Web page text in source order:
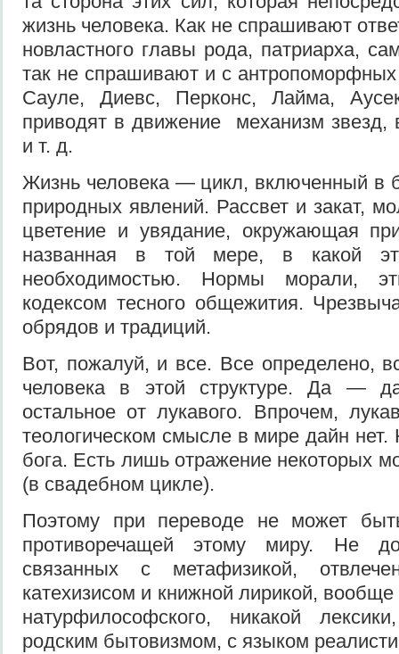
жизнь человека. Как не спрашивают
новластного главы рода, патриарха,
так не спра­шивают и с антропоморфных
Сауле, Диевс, Перконс, Лайма,
приводят в движение механизм звезд,
и т. д.
Жизнь человека — цикл, включенный в
природ­ных явлений. Рассвет и закат,
цветение и увяда­ние, окружающая
названная в той мере, в какой
необходимостью. Нормы морали,
кодексом тесного общежития.
обрядов и традиций.
Вот, пожалуй, и все. Все определе­но,
человека в этой структуре. Да —
остальное от лукавого. Впрочем,
теологическом смысле в мире дайн нет.
бога. Есть лишь отражение некоторых
(в свадебном цик­ле).
Поэтому при переводе не может
противореча­щей этому миру. Не
связанных с метафизикой,
катехизисом и книжной лирикой,
натурфилософского, никакой
родским бытовизмом, с языком